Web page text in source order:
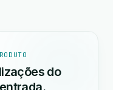
do